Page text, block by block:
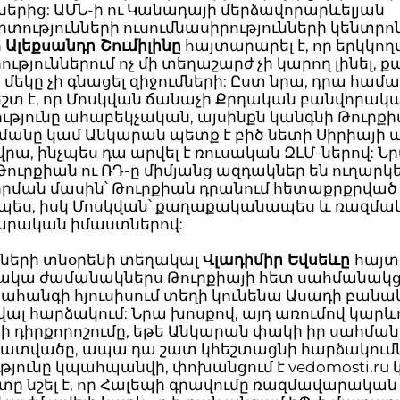
ԱՄՆ-ի ու Կանադայի մերձավորարևելյան
ուսումնասիրությունների
Ալեքսանդր Շումիլինը հայտարարել է, որ
ոչ մի տեղաշարժ չի կարող լինել,
մեկը չի գնացել զիջումների: Ըստ նրա, դրա
է, որ Մոսկվան ճանաչի Քրդական
ահաբեկչական, այսինքն կանգնի
կամ Անկարան պետք է բիծ նետի
ինչպես դա արվել է ռուսական ԶԼՄ-ներով:
ու ՌԴ-ը միմյանց ազդակներ են
մասին՝ Թուրքիան դրանում հետաքրքրված
իսկ Մոսկվան՝ քաղաքականապես և
իմաստներով:
տնօրենի տեղակալՎլադիմիր Եվսեևը
ժամանակներս Թուրքիայի հետ
հյուսիսում տեղի կունենա Ասադի
հարձակում: Նրա խոսքով, այդ առումով
դիրքորոշումը, եթե Անկարան փակի իր
ապա դա շատ կհեշտացնի հարձակումն,
կպահպանվի, փոխանցում է vedomosti.ru
նշել է, որ Հալեպի գրավումը ռազմավարական